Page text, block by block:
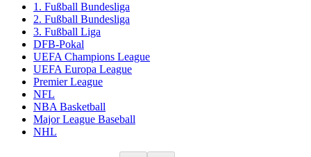
1. Fußball Bundesliga
2. Fußball Bundesliga
3. Fußball Liga
DFB-Pokal
UEFA Champions League
UEFA Europa League
Premier League
NFL
NBA Basketball
Major League Baseball
NHL